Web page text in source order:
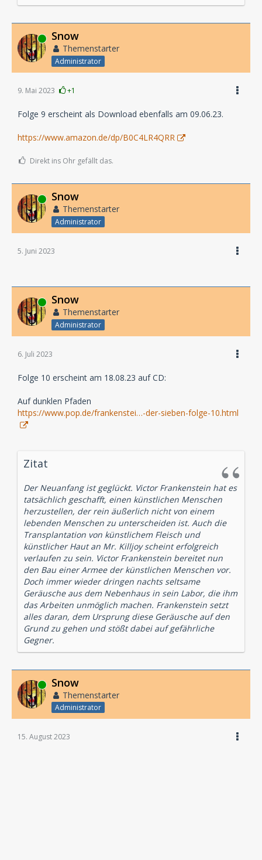
Online Snow
Themenstarter
Administrator
9. Mai 2023 +1
Folge 9 erscheint als Download ebenfalls am 09.06.23.
https://www.amazon.de/dp/B0C4LR4QRR
Direkt ins Ohr gefällt das.
Online Snow
Themenstarter
Administrator
5. Juni 2023
Online Snow
Themenstarter
Administrator
6. Juli 2023
Folge 10 erscheint am 18.08.23 auf CD:
Auf dunklen Pfaden
https://www.pop.de/frankenstei…-der-sieben-folge-10.html
Zitat
Der Neuanfang ist geglückt. Victor Frankenstein hat es
tatsächlich geschafft, einen künstlichen Menschen
herzustellen, der rein äußerlich nicht von einem
lebenden Menschen zu unterscheiden ist. Auch die
Transplantation von künstlichem Fleisch und
künstlicher Haut an Mr. Killjoy scheint erfolgreich
verlaufen zu sein. Victor Frankenstein bereitet nun
den Bau einer Armee der künstlichen Menschen vor.
Doch immer wieder dringen nachts seltsame
Geräusche aus dem Nebenhaus in sein Labor, die ihm
das Arbeiten unmöglich machen. Frankenstein setzt
alles daran, dem Ursprung diese Geräusche auf den
Grund zu gehen und stößt dabei auf gefährliche
Gegner.
Online Snow
Themenstarter
Administrator
15. August 2023